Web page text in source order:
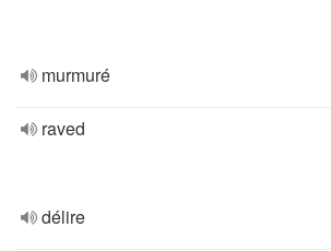
murmuré
raved
délire